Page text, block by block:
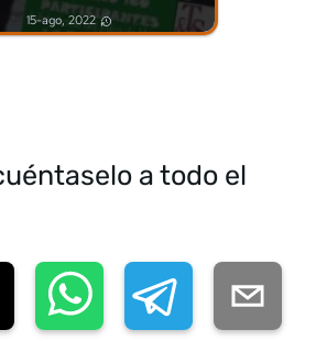
15-ago, 2022
a todo el